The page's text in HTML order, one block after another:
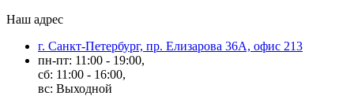
Наш адрес
г. Санкт-Петербург, пр. Елизарова 36А, офис 213
пн-пт: 11:00 - 19:00,
сб: 11:00 - 16:00,
вс: Выходной